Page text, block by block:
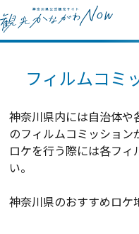
フィルムコミ
神奈川県内には自治体
のフィルムコミッション
ロケを行う際には各フ
い。
神奈川県のおすすめロケ